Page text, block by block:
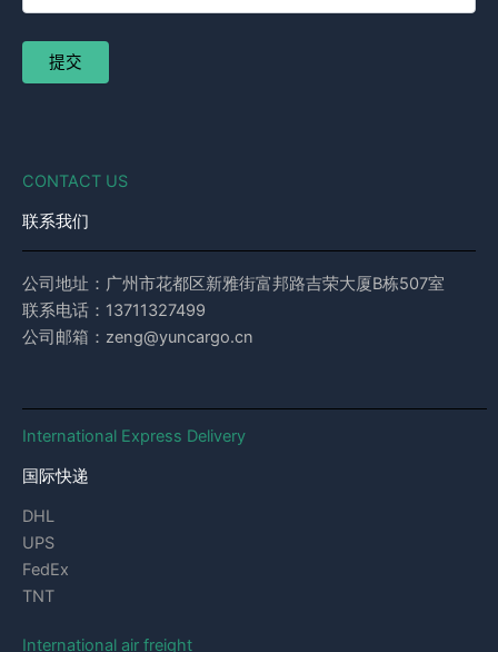
CONTACT US
联系我们
公司地址：广州市花都区新雅街富邦路吉荣大厦B栋507室
联系电话：13711327499
公司邮箱：zeng@yuncargo.cn
International Express Delivery
国际快递
DHL
UPS
FedEx
TNT
International air freight